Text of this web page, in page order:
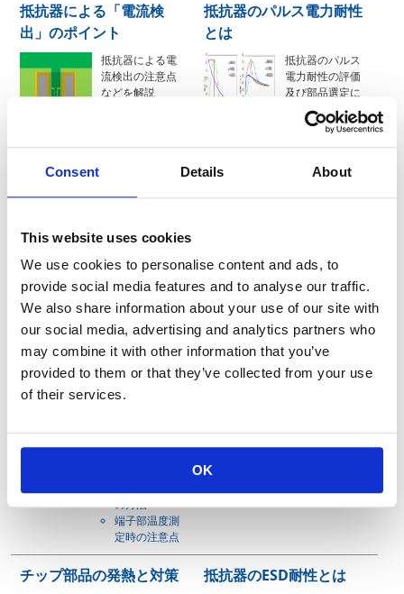
Consent Details About
This website uses cookies
We use cookies to personalise content and ads, to
provide social media features and to analyse our traffic.
We also share information about your use of our site with
our social media, advertising and analytics partners who
may combine it with other information that you’ve
provided to them or that they’ve collected from your use
of their services.
OK
抵抗器による「電流検
出」のポイント
抵抗器による電
流検出の注意点
などを解説
器の並列実装
抵抗器のパルス電力耐性
とは
抵抗器のパルス
電力耐性の評価
及び部品選定に
ついて解説
抵抗器のパル
用いたパルス
表面実装抵抗器の負荷軽
減とは
表面実装抵抗器
よる負荷軽減の
注意点などにつ
いて解説
の方法
端子部温度測
定時の注意点
高周波特性について
抵抗器を高周波
の注意点につい
て解説
抵抗器の高周
波特性
チップ部品の発熱と対策 抵抗器のESD耐性とは